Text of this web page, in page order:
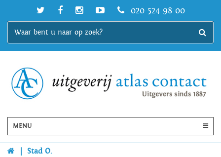
020 524 98 00
MENU
Stad O.